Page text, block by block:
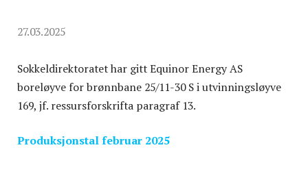
27.03.2025
Sokkeldirektoratet har gitt Equinor Energy AS
boreløyve for brønnbane 25/11-30 S i utvinningsløyve
169, jf. ressursforskrifta paragraf 13.
Produksjonstal februar 2025